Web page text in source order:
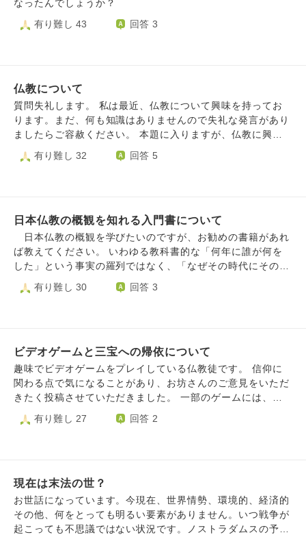
品を避けています。印は阿闍梨から学ぶべきものであり、呪
あるそうです。 2) ゲーム『原神』 このゲームの世界内で
は、宗教としての仏教は存在しません。しかし、多くの仏教
的言及が見られます。主人公にも敵役にも同様です。私が主
に懸念しているのは敵役です。例えば、ある悪役のテーマソ
仏教文献）からの直接の引用があります。これにより、その
ここで「勝義」や「真諦」は、非常に神聖な仏教概念です。
全ての仏教的言及が悪いキャラクターに使われているわけで
はないから、葛藤しています。いわゆる良い、あるいは中立
的なキャラクターにも仏教の言及があります。例えば、龍樹
菩薩の『中論』は、ゲーム内で「Nagarjuna」と名付けられ
た別のキャラクターによっても引用されており、そのキャラ
にならないか？私は多くの不確かさを感じており、とても不
安になっています。
なったんでしょうか？
有り難し 43
回答 3
仏教について
質問失礼します。 私は最近、仏教について興味を持ってお
ります。まだ、何も知識はありませんので失礼な発言があり
ましたらご容赦ください。 本題に入りますが、仏教に興味
を持った理由としては私がとある活動をしていてその際に偶
然仏教について考える機会がありました。それから興味深い
お手数お掛けしますがご回答お待ちしております。よろしく
お願いいたします。
有り難し 32 回答 5
日本仏教の概観を知れる入門書について
日本仏教の概観を学びたいのですが、お勧めの書籍があれ
ば教えてください。 いわゆる教科書的な「何年に誰が何を
した」という事実の羅列ではなく、「なぜその時代にその思
想が必要とされたのか」という歴史的背景と、「前の時代の
思想をどう継承・否定して発展したか」という連続性を重視
土真宗が衆生の救済として爆発的に受け入れられたのか、と
いった「需要と供給」の視点。 ・思想のアップデー
ト： 師匠の教えをどう修正したのか、あるいはあえて古い
時代の思想を掘り起こした際、そこにどのような時代的要請
中世、近世へと至る「線」としての日本仏教史が俯瞰でき
ないですが、佐々木閑先生の「仏教の誕生」はとてもわかり
易かったです。 あれくらいわかりやすいといいな、と思っ
てます。
有り難し 30 回答 3
ビデオゲームと三宝への帰依について
趣味でビデオゲームをプレイしている仏教徒です。 信仰に
関わる点で気になることがあり、お坊さんのご意見をいただ
きたく投稿させていただきました。 一部のゲームには、進
行状況をセーブするために「神社で手を合わせる」、あるい
は報酬を得るために「神像を拝む」といったゲームメカニク
て三宝への帰依を考えたとき、こうした行為がその帰依に反
することになるのか、戒を破ることになるのか、悩んでおり
ます。 ご指導いただければ幸いです
有り難し 27 回答 2
現在は末法の世？
お世話になっています。今現在、世界情勢、環境的、経済的
その他、何をとっても明るい要素がありません。いつ戦争が
起こっても不思議ではない状況です。ノストラダムスの予言